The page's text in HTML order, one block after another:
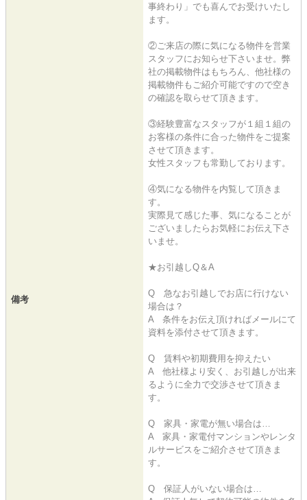
備考
事終わり」でも喜んでお受けいたし
ます。
②ご来店の際に気になる物件を営業
スタッフにお知らせ下さいませ。弊
社の掲載物件はもちろん、他社様の
掲載物件もご紹介可能ですので空き
の確認を取らせて頂きます。
③経験豊富なスタッフが１組１組の
お客様の条件に合った物件をご提案
させて頂きます。
女性スタッフも常勤しております。
④気になる物件を内覧して頂きま
す。
実際見て感じた事、気になることが
ございましたらお気軽にお伝え下さ
いませ。
★お引越しQ＆A
Q 急なお引越しでお店に行けない
場合は？
A 条件をお伝え頂ければメールにて
資料を添付させて頂きます。
Q 賃料や初期費用を抑えたい
A 他社様より安く、お引越しが出来
るように全力で交渉させて頂きま
す。
Q 家具・家電が無い場合は…
A 家具・家電付マンションやレンタ
ルサービスをご紹介させて頂きま
す。
Q 保証人がいない場合は…